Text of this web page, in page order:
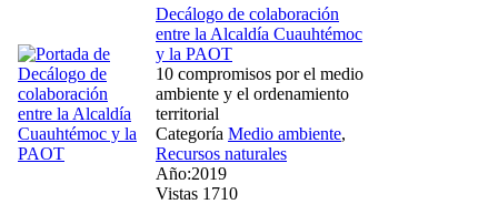
Decálogo de colaboración
entre la Alcaldía Cuauhtémoc
y la PAOT
10 compromisos por el medio
ambiente y el ordenamiento
territorial
Categoría Medio ambiente,
Recursos naturales
Año:2019
Vistas 1710